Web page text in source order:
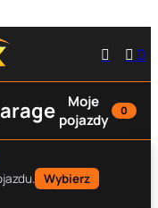

 0
Moje
pojazdy
0
Wybierz